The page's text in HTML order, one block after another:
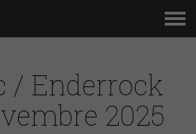
/ Enderrock
2025